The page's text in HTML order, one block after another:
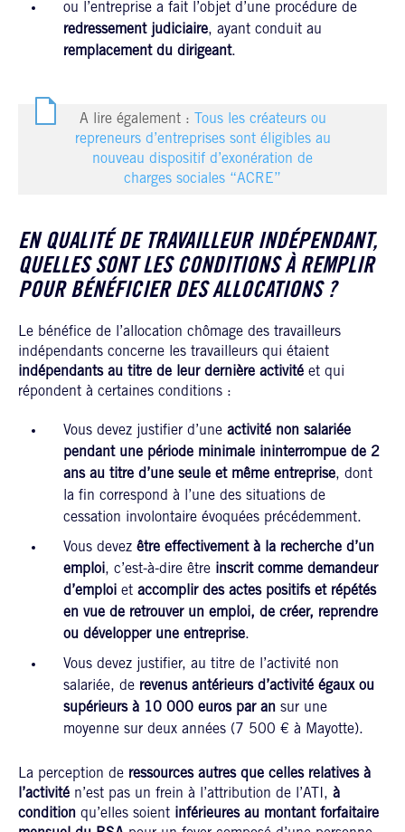
ou l’entreprise a fait l’objet d’une procédure de
redressement judiciaire, ayant conduit au
remplacement du dirigeant.
A lire également :
Tous les créateurs ou
repreneurs d’entreprises sont éligibles au
nouveau dispositif d’exonération de
charges sociales “ACRE”
EN QUALITÉ DE TRAVAILLEUR INDÉPENDANT,
QUELLES SONT LES CONDITIONS À REMPLIR
POUR BÉNÉFICIER DES ALLOCATIONS ?
Le bénéfice de l’allocation chômage des travailleurs
indépendants concerne les travailleurs qui étaient
indépendants au titre de leur dernière activité et qui
répondent à certaines conditions :
Vous devez justifier d’une activité non salariée
pendant une période minimale ininterrompue de 2
ans au titre d’une seule et même entreprise, dont
la fin correspond à l’une des situations de
cessation involontaire évoquées précédemment.
Vous devez être effectivement à la recherche d’un
emploi, c’est-à-dire être inscrit comme demandeur
d’emploi et accomplir des actes positifs et répétés
en vue de retrouver un emploi, de créer, reprendre
ou développer une entreprise.
Vous devez justifier, au titre de l’activité non
salariée, de revenus antérieurs d’activité égaux ou
supérieurs à 10 000 euros par an sur une
moyenne sur deux années (7 500 € à Mayotte).
La perception de ressources autres que celles relatives à
l’activité n’est pas un frein à l’attribution de l’ATI, à
condition qu’elles soient inférieures au montant forfaitaire